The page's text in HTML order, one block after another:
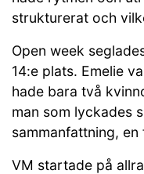
strukturerat och
Open week
14:e plats. Emelie
hade bara två
man som lyckades
sammanfattning,
VM startade på